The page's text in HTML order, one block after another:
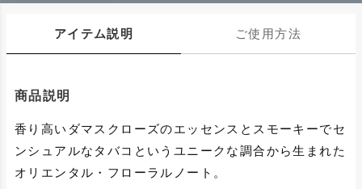
アイテム説明 ご使用方法
商品説明
香り高いダマスクローズのエッセンスとスモーキーでセ
ンシュアルなタバコというユニークな調合から生まれた
オリエンタル・フローラルノート。